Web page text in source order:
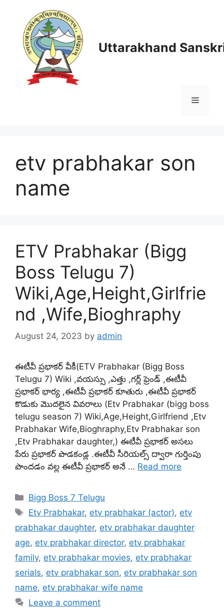
content
Uttarakhand
Menu
etv prabhakar son
name
ETV Prabhakar (Bigg
Boss Telugu 7)
Wiki,Age,Height,Girlfrie
nd ,Wife,Bioghraphy
August 24, 2023 by admin
ఈటీవీ ప్రభాకర్ వీకీ(ETV Prabhakar (Bigg Boss
Telugu 7) Wiki ,వయస్సు ,ఎత్తు ,గర్ల్ ఫ్రెండ్ ,ఈటీవీ
ప్రభాకర్ భార్య ,ఈటీవీ ప్రభాకర్ కూతురు ,ఈటీవీ ప్రభాకర్
కొడుకు మొదలైన వివరాలు (Etv Prabhakar (bigg boss
telugu season 7) Wiki,Age,Height,Girlfriend ,Etv
Prabhakar Wife,Bioghraphy,Etv Prabhakar son
,Etv Prabhakar daughter,) ఈటీవీ ప్రభాకర్ అసలు
పేరు ప్రభాకర్ పొడకండ్ల .ఈటీవీ సీరియల్స్ ద్వారా గుర్తింపు
పొందడం వల్ల ఈటీవీ ప్రభాకర్ అనే … Read more
Categories
Bigg Boss 7 Telugu
Tags
Etv Prabhakar, etv prabhakar (actor), etv
prabhakar daughter, etv prabhakar daughter
age, etv prabhakar director, etv prabhakar
family, etv prabhakar movies, etv prabhakar
serials, etv prabhakar son, etv prabhakar son
name, etv prabhakar wife name
Leave a comment